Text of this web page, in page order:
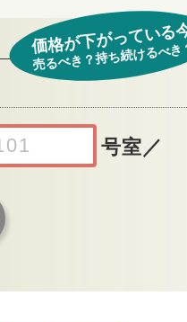
号室 ／
価格が下がっている
売るべき？持ち続けるべ